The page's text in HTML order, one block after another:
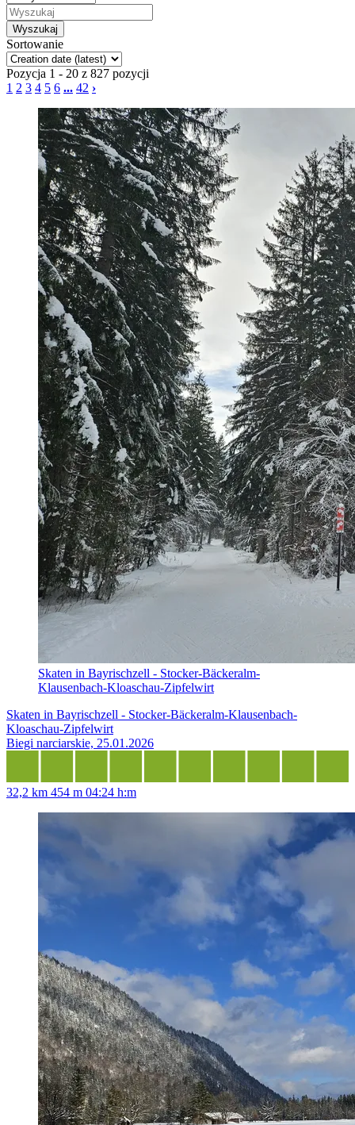
Sortowanie
Pozycja 1 - 20 z 827 pozycji
1 2 3 4 5 6 ... 42 ›
Skaten in Bayrischzell - Stocker-Bäckeralm-
Klausenbach-Kloaschau-Zipfelwirt
Skaten in Bayrischzell - Stocker-Bäckeralm-Klausenbach-
Kloaschau-Zipfelwirt
Biegi narciarskie, 25.01.2026
32,2 km 454 m 04:24 h:m